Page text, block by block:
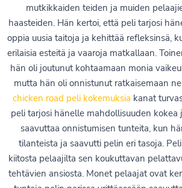
mutkikkaiden teiden ja muiden
haasteiden. Hän kertoi, että peli tarjosi
oppia uusia taitoja ja kehittää refleksinsä,
erilaisia esteitä ja vaaroja matkallaan.
hän oli joutunut kohtaamaan monia
mutta hän oli onnistunut ratkaisemaan
chicken road peli kokemuksia kanat
peli tarjosi hänelle mahdollisuuden
saavuttaa onnistumisen tunteita, kun
tilanteista ja saavutti pelin eri tasoja.
kiitosta pelaajilta sen koukuttavan
tehtävien ansiosta. Monet pelaajat ovat